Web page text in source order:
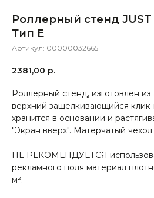
Роллерный стенд
Тип Е
Артикул: 00000032665
2381,00 р.
Роллерный стенд, изготовлен
верхний защелкивающийся
хранится в основании и
"Экран вверх". Матерчатый
НЕ РЕКОМЕНДУЕТСЯ
рекламного поля материал
м².